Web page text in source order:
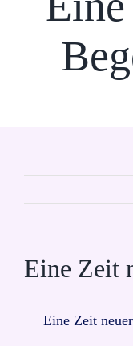
Eine Zeit
Eine Zeit